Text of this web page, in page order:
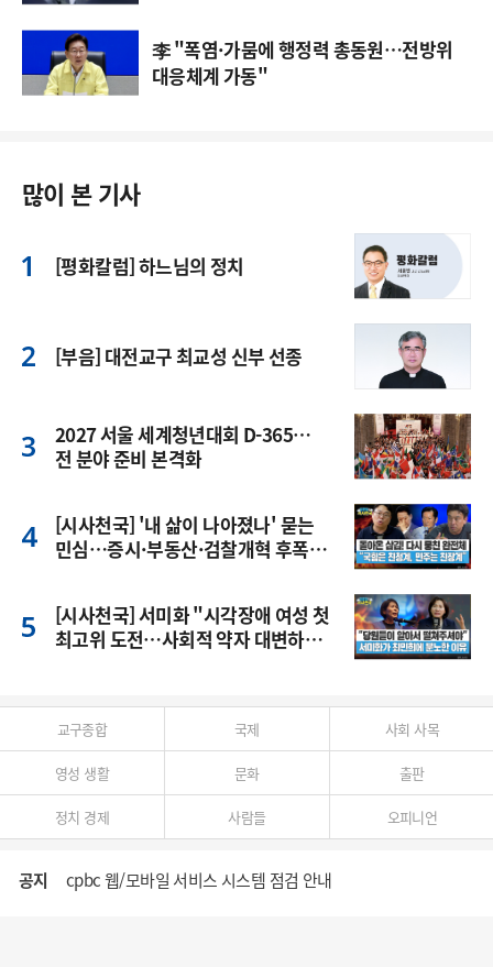
李 "폭염·가뭄에 행정력 총동원…전방위
대응체계 가동"
많이 본 기사
[평화칼럼] 하느님의 정치
[부음] 대전교구 최교성 신부 선종
2027 서울 세계청년대회 D-365…
전 분야 준비 본격화
[시사천국] '내 삶이 나아졌나' 묻는
민심…증시·부동산·검찰개혁 후폭
[시사천국] 서미화 "시각장애 여성 첫
최고위 도전…사회적 약자 대변하겠
교구종합 국제 사회 사목
영성 생활 문화 출판
정치 경제 사람들 오피니언
공지 cpbc 웹/모바일 서비스 시스템 점검 안내